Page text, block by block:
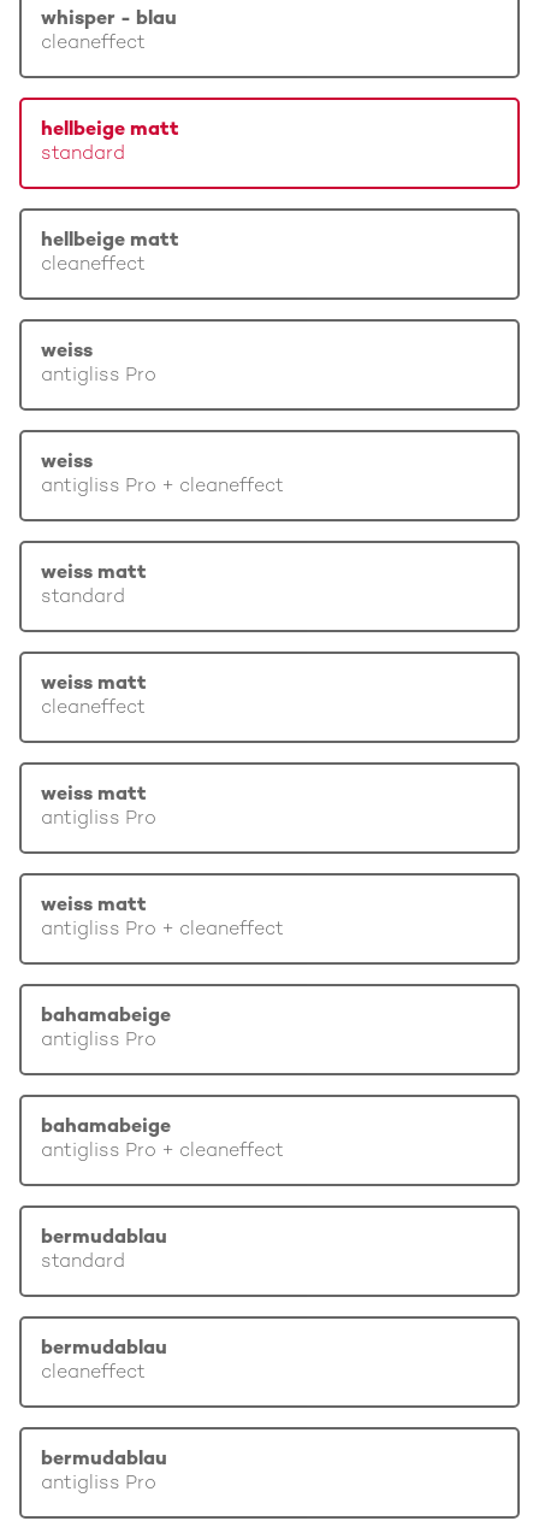
whisper - blau
cleaneffect
hellbeige matt
standard
hellbeige matt
cleaneffect
weiss
antigliss Pro
weiss
antigliss Pro + cleaneffect
weiss matt
standard
weiss matt
cleaneffect
weiss matt
antigliss Pro
weiss matt
antigliss Pro + cleaneffect
bahamabeige
antigliss Pro
bahamabeige
antigliss Pro + cleaneffect
bermudablau
standard
bermudablau
cleaneffect
bermudablau
antigliss Pro